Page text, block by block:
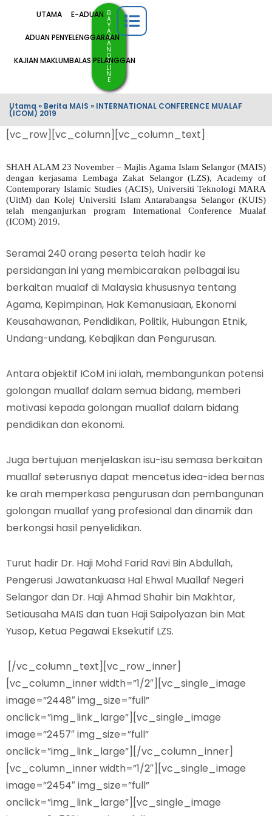
UTAMA E-ADUAN
ADUAN PENYELENGGARAAN
KAJIAN MAKLUMBALAS PELANGGAN
B
A
Y
A
R
A
N
O
N
LI
N
E
Utama » Berita MAIS » INTERNATIONAL CONFERENCE MUALAF
(ICOM) 2019
[vc_row][vc_column][vc_column_text]
SHAH ALAM 23 November – Majlis Agama Islam Selangor (MAIS)
dengan kerjasama Lembaga Zakat Selangor (LZS), Academy of
Contemporary Islamic Studies (ACIS), Universiti Teknologi MARA
(UitM) dan Kolej Universiti Islam Antarabangsa Selangor (KUIS)
telah menganjurkan program International Conference Mualaf
(ICOM) 2019.
Seramai 240 orang peserta telah hadir ke
persidangan ini yang membicarakan pelbagai isu
berkaitan mualaf di Malaysia khususnya tentang
Agama, Kepimpinan, Hak Kemanusiaan, Ekonomi
Keusahawanan, Pendidikan, Politik, Hubungan Etnik,
Undang-undang, Kebajikan dan Pengurusan.
Antara objektif ICoM ini ialah, membangunkan potensi
golongan muallaf dalam semua bidang, memberi
motivasi kepada golongan muallaf dalam bidang
pendidikan dan ekonomi.
Juga bertujuan menjelaskan isu-isu semasa berkaitan
muallaf seterusnya dapat mencetus idea-idea bernas
ke arah memperkasa pengurusan dan pembangunan
golongan muallaf yang profesional dan dinamik dan
berkongsi hasil penyelidikan.
Turut hadir Dr. Haji Mohd Farid Ravi Bin Abdullah,
Pengerusi Jawatankuasa Hal Ehwal Muallaf Negeri
Selangor dan Dr. Haji Ahmad Shahir bin Makhtar,
Setiausaha MAIS dan tuan Haji Saipolyazan bin Mat
Yusop, Ketua Pegawai Eksekutif LZS.
[/vc_column_text][vc_row_inner]
[vc_column_inner width=”1/2″][vc_single_image
image=”2448″ img_size=”full”
onclick=”img_link_large”][vc_single_image
image=”2457″ img_size=”full”
onclick=”img_link_large”][/vc_column_inner]
[vc_column_inner width=”1/2″][vc_single_image
image=”2454″ img_size=”full”
onclick=”img_link_large”][vc_single_image